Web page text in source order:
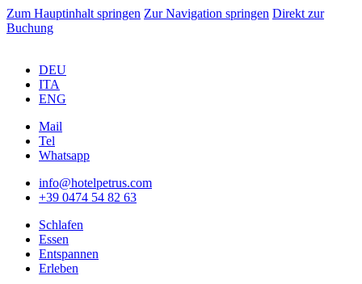
Zum Hauptinhalt springen Zur Navigation springen Direkt zur
Buchung
DEU
ITA
ENG
Mail
Tel
Whatsapp
info@hotelpetrus.com
+39 0474 54 82 63
Schlafen
Essen
Entspannen
Erleben